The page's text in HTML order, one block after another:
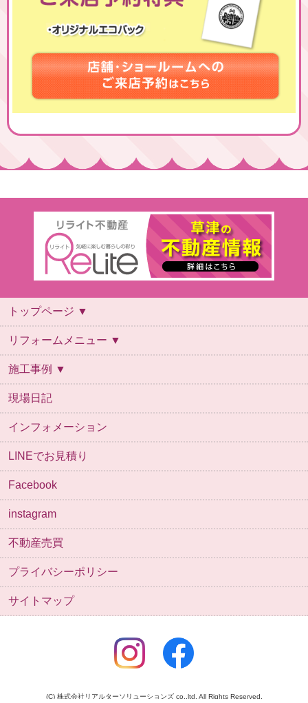
トップページ ▼
トップページ
会社概要
スタッフ紹介
ご利用案内
よくあるご質問
リフォームの流れ
保証について
お問い合わせ
ご来店予約
リフォームメニュー ▼
リフォームメニュー
キッチン
お風呂
トイレ
洗面台
施工事例 ▼
施工事例
お風呂
キッチン
デザインリフォーム
トイレ
リビング・内装
全面改装
外壁
外構
洗面
給湯器
自然素材
その他
現場日記
インフォメーション
LINEでお見積り
Facebook
instagram
不動産売買
プライバシーポリシー
サイトマップ
(C) 株式会社リアルターソリューションズ co.,ltd. All Rights Reserved.